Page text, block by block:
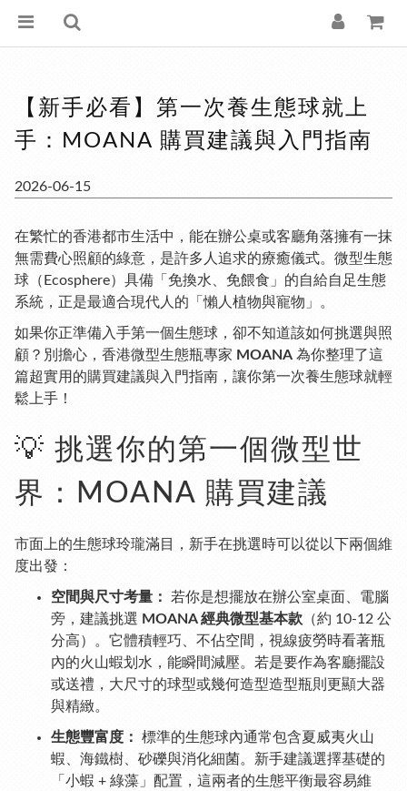
【新手必看】第一次養生態球就上
手：MOANA 購買建議與入門指南
2026-06-15
在繁忙的香港都市生活中，能在辦公桌或客廳角落擁有一抹
無需費心照顧的綠意，是許多人追求的療癒儀式。微型生態
球（Ecosphere）具備「免換水、免餵食」的自給自足生態
系統，正是最適合現代人的「懶人植物與寵物」。
如果你正準備入手第一個生態球，卻不知道該如何挑選與照
顧？別擔心，香港微型生態瓶專家 MOANA 為你整理了這
篇超實用的購買建議與入門指南，讓你第一次養生態球就輕
鬆上手！
💡 挑選你的第一個微型世
界：MOANA 購買建議
市面上的生態球玲瓏滿目，新手在挑選時可以從以下兩個維
度出發：
空間與尺寸考量：
若你是想擺放在辦公室桌面、電腦
旁，建議挑選 MOANA 經典微型基本款 （約 10-12 公
分高）。它體積輕巧、不佔空間，視線疲勞時看著瓶
內的火山蝦划水，能瞬間減壓。若是要作為客廳擺設
或送禮，大尺寸的球型或幾何造型造型瓶則更顯大器
與精緻。
生態豐富度：
標準的生態球內通常包含夏威夷火山
蝦、海鐵樹、砂礫與消化細菌。新手建議選擇基礎的
「小蝦 + 綠藻」配置，這兩者的生態平衡最容易維